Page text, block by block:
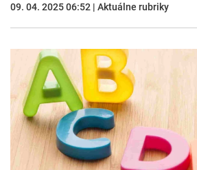
09. 04. 2025 06:52 | Aktuálne rubriky